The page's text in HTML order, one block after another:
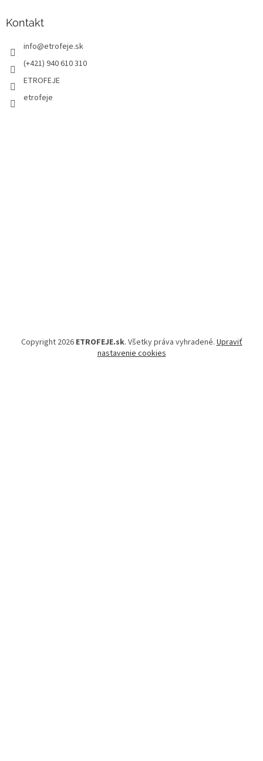
Kontakt
info@etrofeje.sk
(+421) 940 610 310
ETROFEJE
etrofeje
Copyright 2026 ETROFEJE.sk. Všetky práva vyhradené. Upraviť
nastavenie cookies